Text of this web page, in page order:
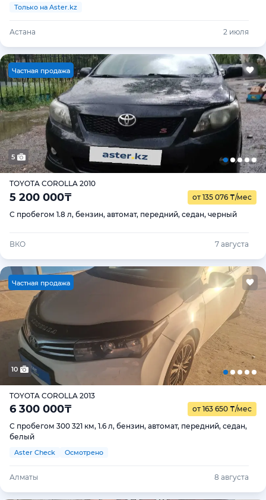
Только на Aster.kz
Астана 2 июля
Частная продажа
5
TOYOTA COROLLA 2010
5 200 000₸ от 135 076 ₸/мес
С пробегом 1.8 л, бензин, автомат, передний, седан, черный
ВКО 7 августа
Частная продажа
10
TOYOTA COROLLA 2013
6 300 000₸ от 163 650 ₸/мес
С пробегом 300 321 км, 1.6 л, бензин, автомат, передний, седан,
белый
Aster Check Осмотрено
Алматы 8 августа